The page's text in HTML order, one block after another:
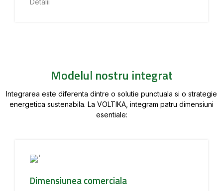
Modelul nostru integrat
Integrarea este diferenta dintre o solutie punctuala si o strategie
energetica sustenabila. La VOLTIKA, integram patru dimensiuni
esentiale:
Dimensiunea comerciala